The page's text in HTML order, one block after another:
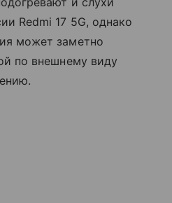
Redmi 17 5G, однако
может заметно
по внешнему виду